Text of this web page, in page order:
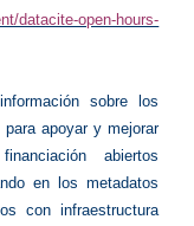
datacite-open-hours-
sobre los
apoyar y mejorar
abiertos
en los metadatos
con infraestructura